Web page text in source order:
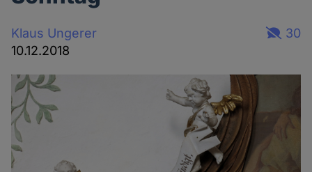
Klaus Ungerer
10.12.2018
30